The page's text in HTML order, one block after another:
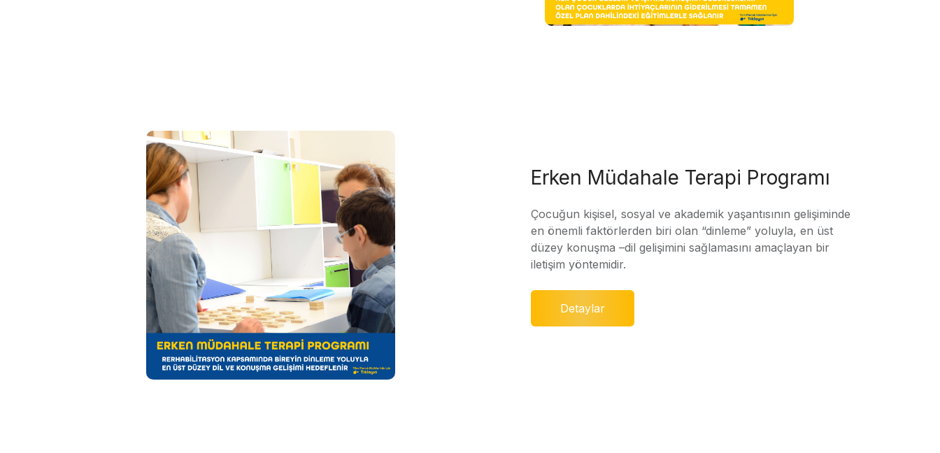
Erken Müdahale Terapi Programı
Çocuğun kişisel, sosyal ve akademik yaşantısının gelişiminde
en önemli faktörlerden biri olan “dinleme” yoluyla, en üst
düzey konuşma –dil gelişimini sağlamasını amaçlayan bir
iletişim yöntemidir.
Detaylar